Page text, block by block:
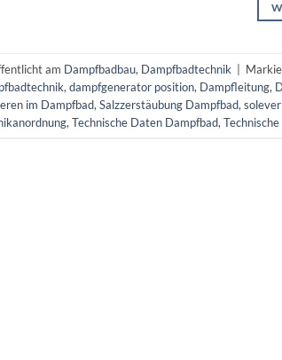
am Dampfbadbau, Dampfbadtechnik |
, dampfgenerator position, Dampfleitung,
im Dampfbad, Salzzerstäubung Dampfbad,
, Technische Daten Dampfbad,